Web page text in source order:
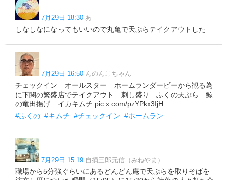
7月29日 18:30 あ
しなしなになってもいいので丸亀で天ぷらテイクアウトした
7月29日 16:50 んのんこちゃん
チェックイン オールスター ホームランダービーから観る為
に下関の繁盛店でテイクアウト 刺し盛り ふくの天ぷら 鯨
の竜田揚げ イカキムチ pic.x.com/pzYPkx3IjH
#ふくの #キムチ #チェックイン #ホームラン
7月29日 15:19 自損三郎元信（みねやま）
職場から5分強ぐらいにあるどんどん庵で天ぷらを取りそばを